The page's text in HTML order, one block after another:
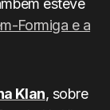
esteve
Formiga e a
Klan, sobre